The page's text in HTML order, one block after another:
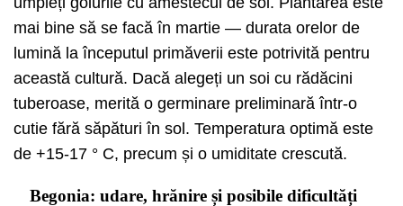
mai bine să se facă în martie — durata orelor de
lumină la începutul primăverii este potrivită pentru
această cultură. Dacă alegeți un soi cu rădăcini
tuberoase, merită o germinare preliminară într-o
cutie fără săpături în sol. Temperatura optimă este
de +15-17 ° C, precum și o umiditate crescută.
Begonia: udare, hrănire și posibile dificultăți